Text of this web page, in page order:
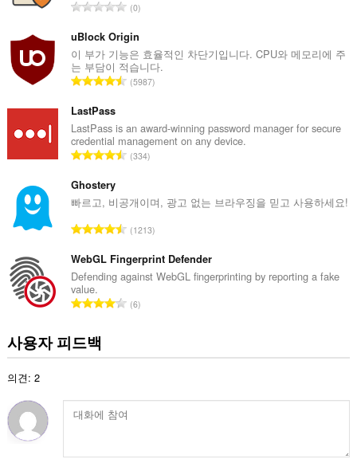
총
급
수
:
0
uBlock Origin
이 부가 기능은 효율적인 차단기입니다. CPU와 메모리에 주
는 부담이 적습니다.
총
수
:
5987
LastPass
LastPass is an award-winning password manager for secure
credential management on any device.
총
수
334
Ghostery
빠르고, 비공개이며, 광고 없는 브라우징을 믿고 사용하세요!
총
급
수
1213
WebGL Fingerprint Defender
Defending against WebGL fingerprinting by reporting a fake
value.
총
6
사용자 피드백
의견: 2